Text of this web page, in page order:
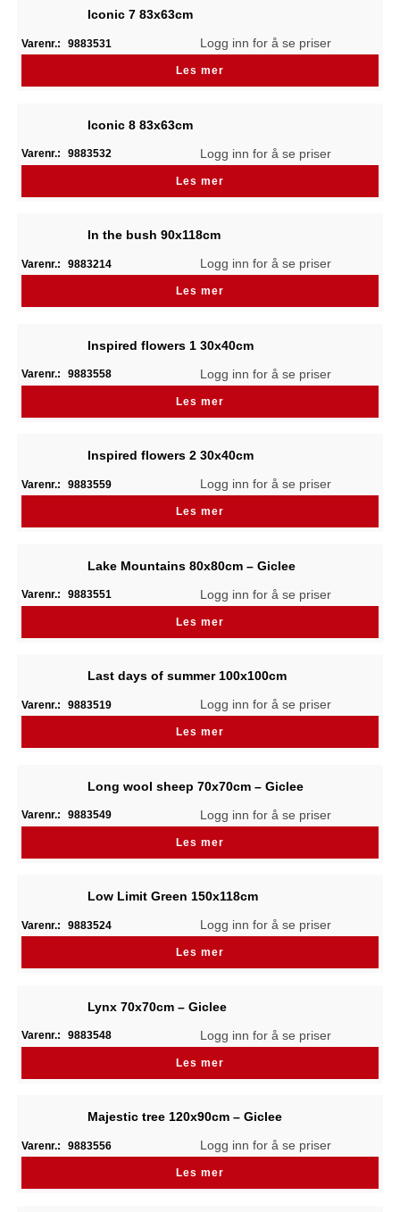
Iconic 7 83x63cm
Varenr.: 9883531 Logg inn for å se priser
Les mer
Iconic 8 83x63cm
Varenr.: 9883532 Logg inn for å se priser
Les mer
In the bush 90x118cm
Varenr.: 9883214 Logg inn for å se priser
Les mer
Inspired flowers 1 30x40cm
Varenr.: 9883558 Logg inn for å se priser
Les mer
Inspired flowers 2 30x40cm
Varenr.: 9883559 Logg inn for å se priser
Les mer
Lake Mountains 80x80cm – Giclee
Varenr.: 9883551 Logg inn for å se priser
Les mer
Last days of summer 100x100cm
Varenr.: 9883519 Logg inn for å se priser
Les mer
Long wool sheep 70x70cm – Giclee
Varenr.: 9883549 Logg inn for å se priser
Les mer
Low Limit Green 150x118cm
Varenr.: 9883524 Logg inn for å se priser
Les mer
Lynx 70x70cm – Giclee
Varenr.: 9883548 Logg inn for å se priser
Les mer
Majestic tree 120x90cm – Giclee
Varenr.: 9883556 Logg inn for å se priser
Les mer